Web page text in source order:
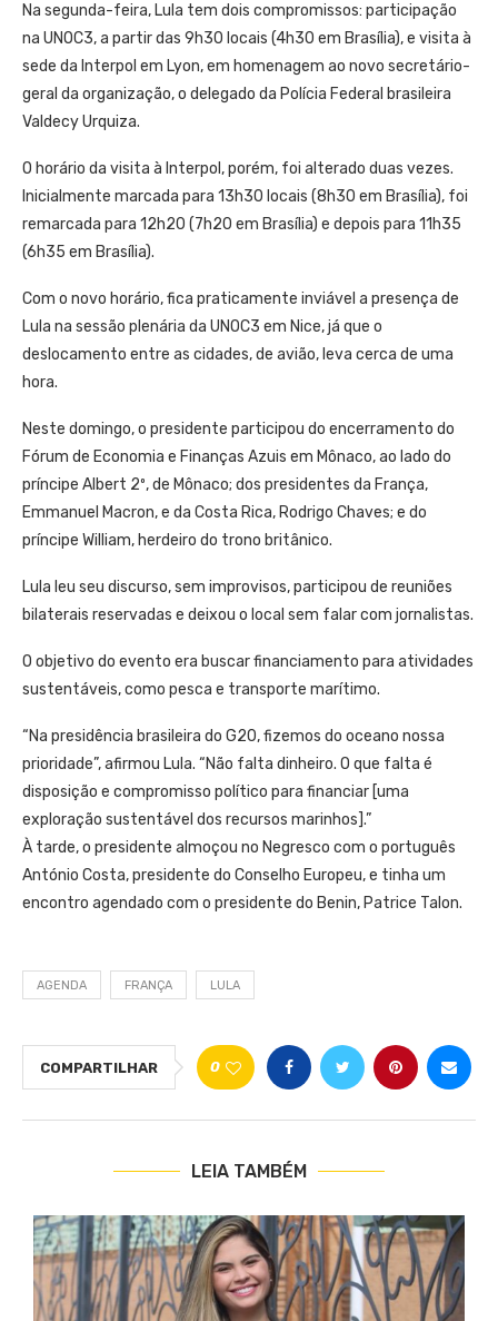
Na segunda-feira, Lula tem dois compromissos: participação
na UNOC3, a partir das 9h30 locais (4h30 em Brasília), e visita à
sede da Interpol em Lyon, em homenagem ao novo secretário-
geral da organização, o delegado da Polícia Federal brasileira
Valdecy Urquiza.
O horário da visita à Interpol, porém, foi alterado duas vezes.
Inicialmente marcada para 13h30 locais (8h30 em Brasília), foi
remarcada para 12h20 (7h20 em Brasília) e depois para 11h35
(6h35 em Brasília).
Com o novo horário, fica praticamente inviável a presença de
Lula na sessão plenária da UNOC3 em Nice, já que o
deslocamento entre as cidades, de avião, leva cerca de uma
hora.
Neste domingo, o presidente participou do encerramento do
Fórum de Economia e Finanças Azuis em Mônaco, ao lado do
príncipe Albert 2º, de Mônaco; dos presidentes da França,
Emmanuel Macron, e da Costa Rica, Rodrigo Chaves; e do
príncipe William, herdeiro do trono britânico.
Lula leu seu discurso, sem improvisos, participou de reuniões
bilaterais reservadas e deixou o local sem falar com jornalistas.
O objetivo do evento era buscar financiamento para atividades
sustentáveis, como pesca e transporte marítimo.
“Na presidência brasileira do G20, fizemos do oceano nossa
prioridade”, afirmou Lula. “Não falta dinheiro. O que falta é
disposição e compromisso político para financiar [uma
exploração sustentável dos recursos marinhos].”
À tarde, o presidente almoçou no Negresco com o português
António Costa, presidente do Conselho Europeu, e tinha um
encontro agendado com o presidente do Benin, Patrice Talon.
AGENDA FRANÇA LULA
COMPARTILHAR 0
LEIA TAMBÉM